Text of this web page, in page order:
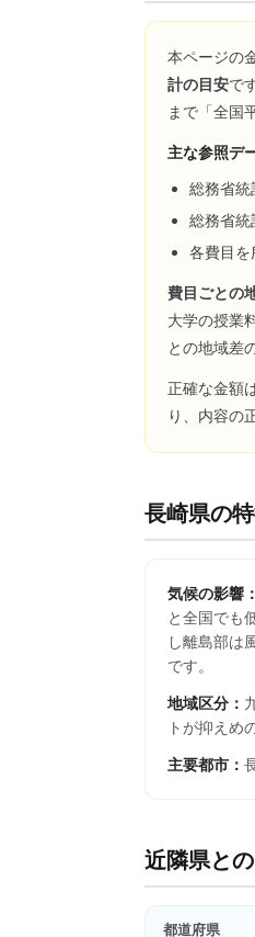
本ページの
計の目安で
まで「全国
主な参照デ
総務省統
総務省統
各費目を
費目ごとの
大学の授業
との地域差
正確な金額
り、内容の
長崎県の
気候の影響：
と全国でも
し離島部は
です。
地域区分：
トが抑えめ
主要都市：
近隣県と
都道府県